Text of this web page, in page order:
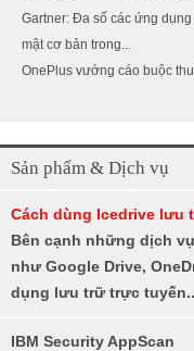
Gartner: Đa số các ứng
mật cơ bản trong...
OnePlus vướng cáo buộc
Sản phẩm & Dịch vụ
Cách dùng Icedrive lưu
Bên cạnh những dịch
như Google Drive,
dụng lưu trữ trực
IBM Security AppScan